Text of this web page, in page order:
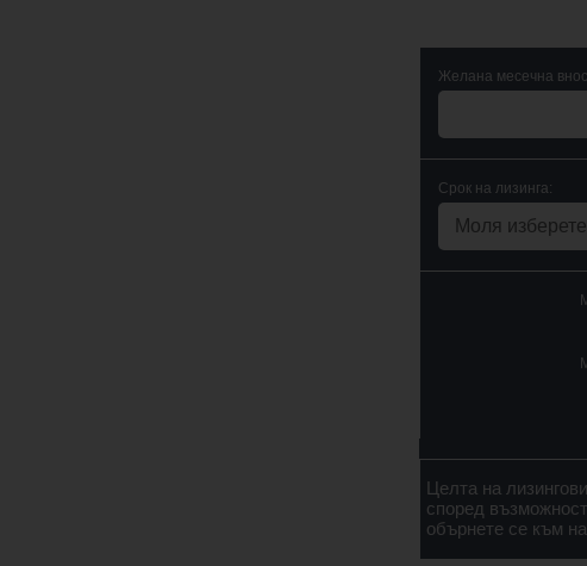
Желана месечна
Срок на лизинга:
Целта на
според
обърнете се към